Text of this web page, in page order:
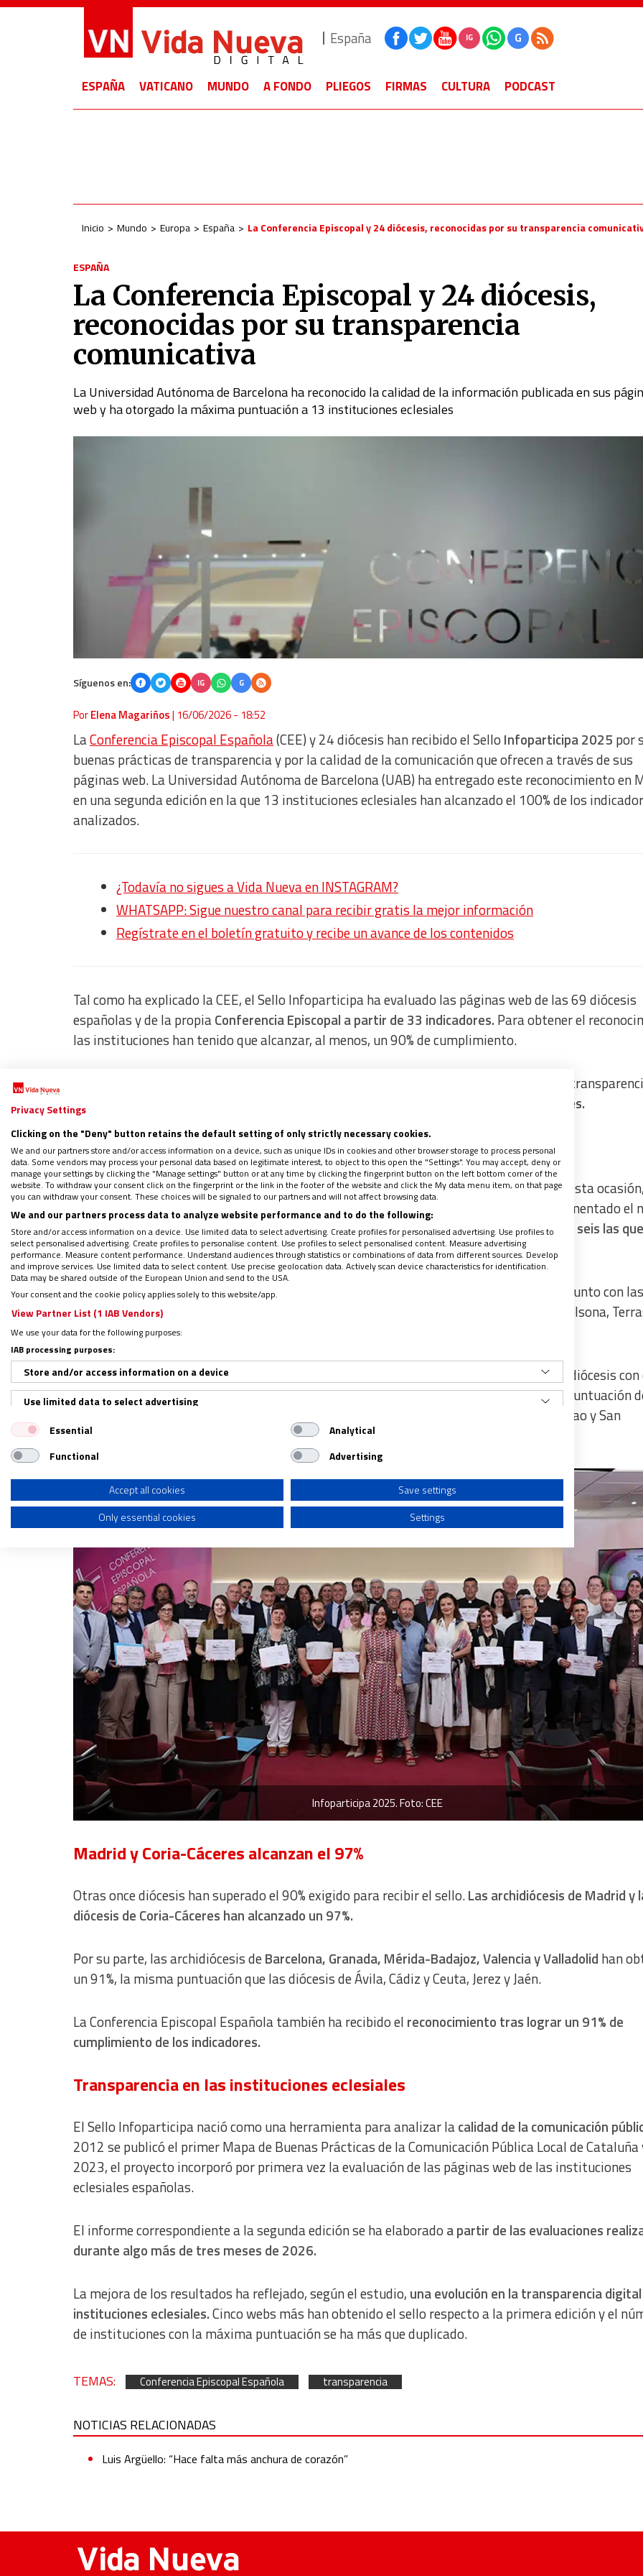
España IG G
ESPAÑA VATICANO MUNDO A FONDO PLIEGOS FIRMAS CULTURA PODCAST
Inicio Mundo Europa España La Conferencia Episcopal y 24 diócesis, reconocidas por su transparencia
ESPAÑA
La Conferencia Episcopal y 24 diócesis,
reconocidas por su transparencia
comunicativa
La Universidad Autónoma de Barcelona ha reconocido la calidad de la información publicada en sus
web y ha otorgado la máxima puntuación a 13 instituciones eclesiales
Síguenos en: IG G
PorElena Magariños| 16/06/2026 - 18:52
LaConferencia Episcopal Española(CEE) y 24 diócesis han recibido el Sello Infoparticipa 2025 por
buenas prácticas de transparencia y por la calidad de la comunicación que ofrecen a través de sus
páginas web. La Universidad Autónoma de Barcelona (UAB) ha entregado este reconocimiento en
en una segunda edición en la que 13 instituciones eclesiales han alcanzado el 100% de los
analizados.
¿Todavía no sigues a Vida Nueva en INSTAGRAM?
WHATSAPP: Sigue nuestro canal para recibir gratis la mejor información
Regístrate en el boletín gratuito y recibe un avance de los contenidos
Tal como ha explicado la CEE, el Sello Infoparticipa ha evaluado las páginas web de las 69 diócesis
españolas y de la propiaConferencia Episcopal a partir de 33 indicadores. Para obtener el
las instituciones han tenido que alcanzar, al menos, un 90% de cumplimiento.
La evaluación ha analizado la información disponible en las webs, su accesibilidad y la
la que cada institución comunica su
organización, actividad, gestión y responsabilidades.
Cinco reconocimientos más que en la primera edición
Los resultados han mostrado una evolución positiva respecto a la primera edición. En esta
UAB ha concedido 25 sellos, frente a los 20 entregados anteriormente. También ha aumentado el
de instituciones que han logrado la máxima puntuación.Si en la primera edición fueron seis las que
alcanzaron el 100%, en esta segunda han sido 13.
Las archidiócesis deBurgos, Tarragona y Toledo h
an obtenido la valoración completa, junto con las
diócesis de Albacete, Bilbao, Canarias, Cartagena, Huelva, Santander, San Sebastián, Solsona,
Tortosa.
Por comunidades autónomas,
ha sido la que ha reunido un mayor número de diócesis con
100%, con Tarragona, Solsona, Terrassa y Tortosa. También han alcanzado la máxima puntuación
instituciones de Castilla-La Mancha —Toledo y Albacete— y dos del País Vasco —Bilbao y San
Sebastián—.
Infoparticipa 2025. Foto: CEE
Madrid y Coria-Cáceres alcanzan el 97%
Otras once diócesis han superado el 90% exigido para recibir el sello.Las archidiócesis de Madrid y
diócesis de Coria-Cáceres han alcanzado un 97%.
Por su parte, las archidiócesis deBarcelona, Granada, Mérida-Badajoz, Valencia y Valladolid han
un 91%, la misma puntuación que las diócesis de Ávila, Cádiz y Ceuta, Jerez y Jaén.
La Conferencia Episcopal Española también ha recibido el reconocimiento tras lograr un 91% de
cumplimiento de los indicadores.
Transparencia en las instituciones eclesiales
El Sello Infoparticipa nació como una herramienta para analizar lacalidad de la comunicación
2012 se publicó el primer Mapa de Buenas Prácticas de la Comunicación Pública Local de Cataluña
2023, el proyecto incorporó por primera vez la evaluación de las páginas web de las instituciones
eclesiales españolas.
El informe correspondiente a la segunda edición se ha elaborado a partir de las evaluaciones
durante algo más de tres meses de 2026.
La mejora de los resultados ha reflejado, según el estudio, una evolución en la transparencia
instituciones eclesiales.Cinco webs más han obtenido el sello respecto a la primera edición y el
de instituciones con la máxima puntuación se ha más que duplicado.
TEMAS: Conferencia Episcopal Española transparencia
NOTICIAS RELACIONADAS
Luis Argüello: “Hace falta más anchura de corazón”
Privacy Settings
Clicking on the "Deny" button retains the default setting of only strictly necessary cookies.
We and our partners store and/or access information on a device, such as unique IDs in cookies and other browser storage to process personal
data. Some vendors may process your personal data based on legitimate interest, to object to this open the "Settings". You may accept, deny or
manage your settings by clicking the "Manage settings" button or at any time by clicking the fingerprint button on the left bottom corner of the
website. To withdraw your consent click on the fingerprint or the link in the footer of the website and click the My data menu item, on that page
you can withdraw your consent. These choices will be signaled to our partners and will not affect browsing data.
We and our partners process data to analyze website performance and to do the following:
Store and/or access information on a device. Use limited data to select advertising. Create profiles for personalised advertising. Use profiles to
select personalised advertising. Create profiles to personalise content. Use profiles to select personalised content. Measure advertising
performance. Measure content performance. Understand audiences through statistics or combinations of data from different sources. Develop
and improve services. Use limited data to select content. Use precise geolocation data. Actively scan device characteristics for identification.
Data may be shared outside of the European Union and send to the USA.
Your consent and the cookie policy applies solely to this website/app.
View Partner List (1 IAB Vendors)
We use your data for the following purposes:
IAB processing purposes:
Store and/or access information on a device
Use limited data to select advertising
Create profiles for personalised advertising
Use profiles to select personalised advertising
Create profiles to personalise content
Use profiles to select personalised content
Measure advertising performance
Measure content performance
Understand audiences through statistics or combinations of data from different sources
Develop and improve services
Use limited data to select content
Use precise geolocation data
Identify devices based on information actively requested
Non-IAB processing purposes:
Essential
Analytical
Functional
Advertising
Accept all cookies
Save settings
Only essential cookies
Settings